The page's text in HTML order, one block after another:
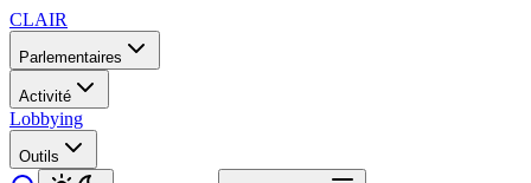
CLAIR
Parlementaires
Activité
Lobbying
Outils